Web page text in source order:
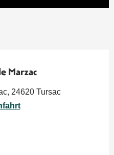
Marzac
24620 Tursac